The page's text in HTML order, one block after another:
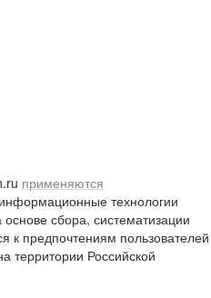
применяются
технологии
сбора, систематизации
к предпочтениям пользователей
территории Российской